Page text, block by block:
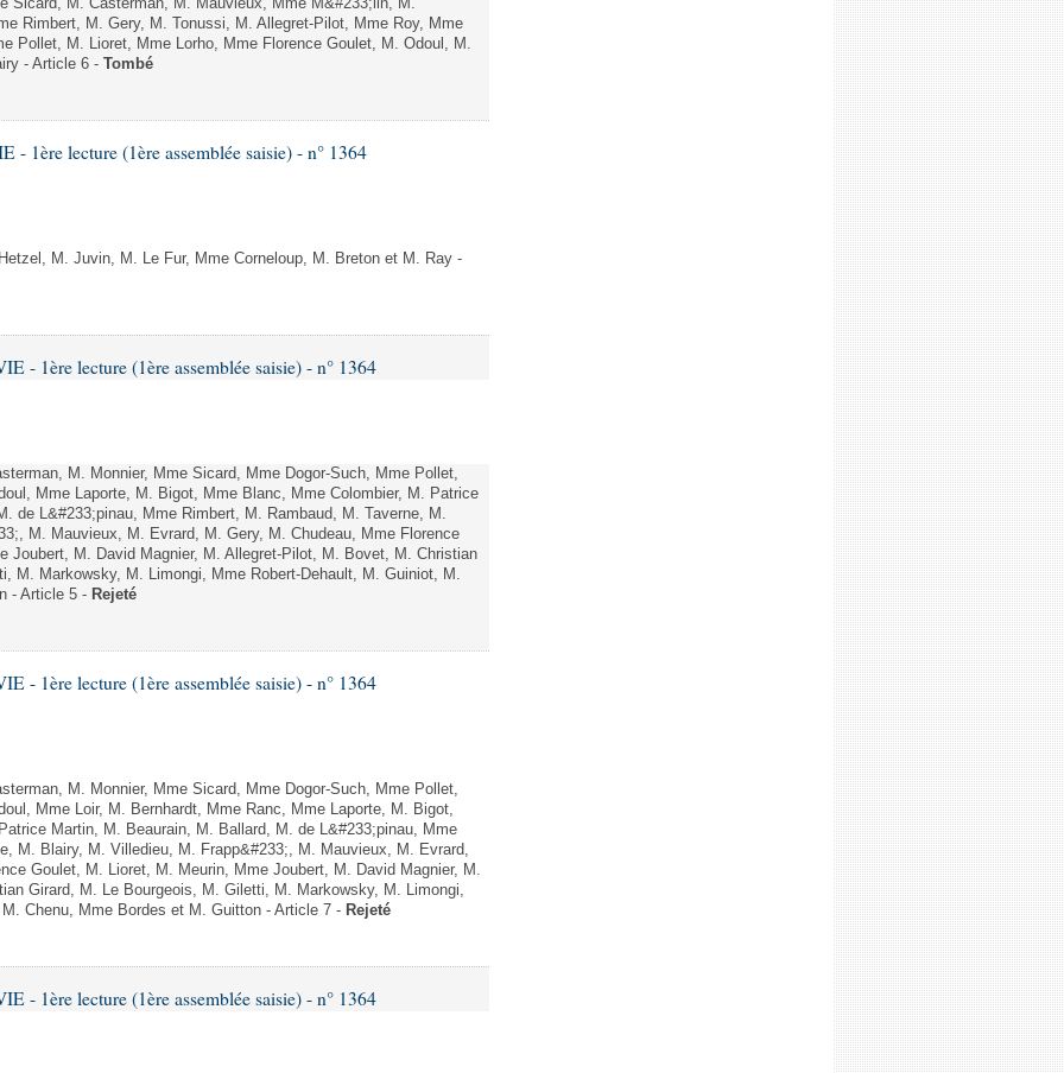
Sicard, M. Casterman, M. Mauvieux, Mme M&#233;lin, M.
Rimbert, M. Gery, M. Tonussi, M. Allegret-Pilot, Mme Roy, Mme
Pollet, M. Lioret, Mme Lorho, Mme Florence Goulet, M. Odoul, M.
- Article 6 - Tombé
1ère lecture (1ère assemblée saisie) - n° 1364
M. Juvin, M. Le Fur, Mme Corneloup, M. Breton et M. Ray -
- 1ère lecture (1ère assemblée saisie) - n° 1364
M. Monnier, Mme Sicard, Mme Dogor-Such, Mme Pollet,
Mme Laporte, M. Bigot, Mme Blanc, Mme Colombier, M. Patrice
de L&#233;pinau, Mme Rimbert, M. Rambaud, M. Taverne, M.
M. Mauvieux, M. Evrard, M. Gery, M. Chudeau, Mme Florence
Joubert, M. David Magnier, M. Allegret-Pilot, M. Bovet, M. Christian
M. Markowsky, M. Limongi, Mme Robert-Dehault, M. Guiniot, M.
- Article 5 - Rejeté
- 1ère lecture (1ère assemblée saisie) - n° 1364
M. Monnier, Mme Sicard, Mme Dogor-Such, Mme Pollet,
Mme Loir, M. Bernhardt, Mme Ranc, Mme Laporte, M. Bigot,
Martin, M. Beaurain, M. Ballard, M. de L&#233;pinau, Mme
M. Blairy, M. Villedieu, M. Frapp&#233;, M. Mauvieux, M. Evrard,
Goulet, M. Lioret, M. Meurin, Mme Joubert, M. David Magnier, M.
Girard, M. Le Bourgeois, M. Giletti, M. Markowsky, M. Limongi,
Chenu, Mme Bordes et M. Guitton - Article 7 - Rejeté
- 1ère lecture (1ère assemblée saisie) - n° 1364